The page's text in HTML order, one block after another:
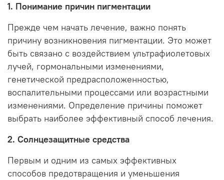
1. Понимание причин пигментации
Прежде чем начать лечение, важно понять
причину возникновения пигментации. Это может
быть связано с воздействием ультрафиолетовых
лучей, гормональными изменениями,
генетической предрасположенностью,
воспалительными процессами или возрастными
изменениями. Определение причины поможет
выбрать наиболее эффективный способ лечения.
2. Солнцезащитные средства
Первым и одним из самых эффективных
способов предотвращения и уменьшения